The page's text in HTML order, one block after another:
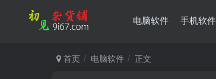
电脑软件 手机软件
首页 电脑软件 正文